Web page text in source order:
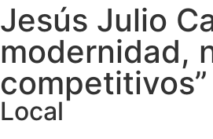
Jesús Julio
modernidad,
competitivos”
Local